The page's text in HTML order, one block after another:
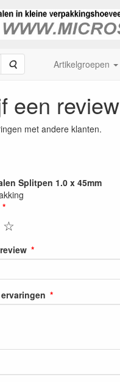
Zoeken Artikelgroepen
een review
met andere klanten.
Splitpen 1.0 x 45mm
☆